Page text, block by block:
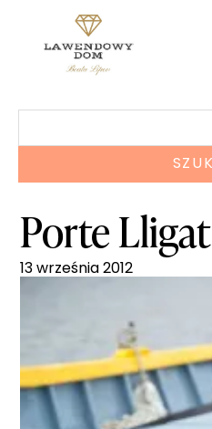
Porte Lligat
13 września 2012